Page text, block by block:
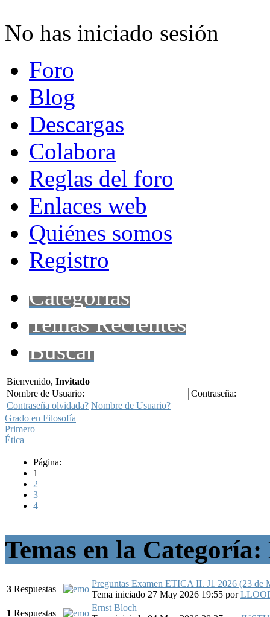
No has iniciado sesión
Foro
Blog
Descargas
Colabora
Reglas del foro
Enlaces web
Quiénes somos
Registro
Categorías
Temas Recientes
Buscar
Bienvenido, Invitado
Nombre de Usuario:
Contraseña:
Contraseña olvidada? Nombre de Usuario?
Grado en Filosofía
Primero
Ética
Página:
1
2
3
4
Temas en la
3 Respuestas
Preguntas Examen ETICA II. J1 2026 (23 de
Tema iniciado 27 May 2026 19:55 por
1 Respuestas
Ernst Bloch